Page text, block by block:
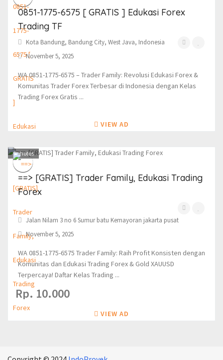
0851-1775-6575 [ GRATIS ] Edukasi Forex
Trading TF
Kota Bandung, Bandung City, West Java, Indonesia
November 5, 2025
WA 0851-1775-6575 – Trader Family: Revolusi Edukasi Forex &
Komunitas Trader Forex Terbesar di Indonesia dengan Kelas
Trading Forex Gratis ...
VIEW AD
1photos
==> [GRATIS] Trader Family, Edukasi Trading
Forex
Jalan Nilam 3 no 6 Sumur batu Kemayoran jakarta pusat
November 5, 2025
WA 0851-1775-6575 Trader Family: Raih Profit Konsisten dengan
Komunitas dan Edukasi Trading Forex & Gold XAUUSD
Terpercaya! Daftar Kelas Trading ...
Rp. 10.000
VIEW AD